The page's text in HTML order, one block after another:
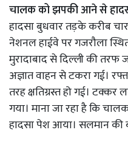
चालक को झपकी आने से
हादसा बुधवार तड़के करीब
नेशनल हाईवे पर गजरौला
मुरादाबाद से दिल्ली की
अज्ञात वाहन से टकरा गई।
तरह क्षतिग्रस्त हो गई। टक्कर
गया। माना जा रहा है कि
हादसा पेश आया। सलमान की